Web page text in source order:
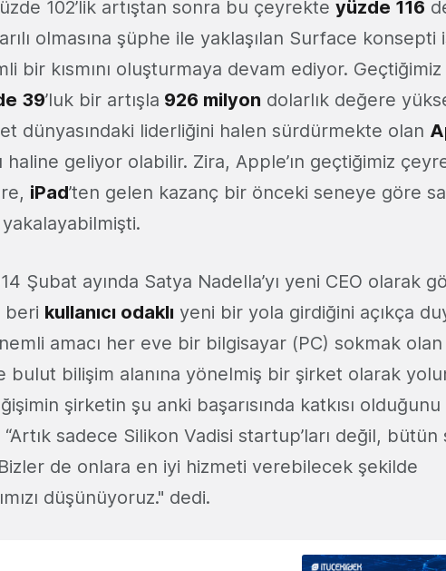
102’lik artıştan sonra bu çeyrekte yüzde 116
olmasına şüphe ile yaklaşılan Surface konsepti
bir kısmını oluşturmaya devam ediyor.
39’luk bir artışla 926 milyon dolarlık değere
dünyasındaki liderliğini halen sürdürmekte olan
geliyor olabilir. Zira, Apple’ın geçtiğimiz
iPad’ten gelen kazanç bir önceki seneye göre
yakalayabilmişti.
Şubat ayında Satya Nadella’yı yeni CEO olarak
beri kullanıcı odaklı yeni bir yola girdiğini açıkça
amacı her eve bir bilgisayar (PC) sokmak
bulut bilişim alanına yönelmiş bir şirket olarak
şirketin şu anki başarısında katkısı
“Artık sadece Silikon Vadisi startup’ları değil,
de onlara en iyi hizmeti verebilecek şekilde
düşünüyoruz." dedi.